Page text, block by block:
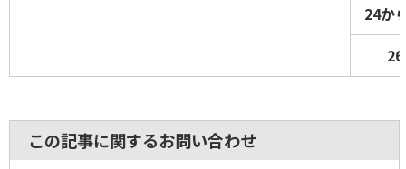
24か
この記事に関するお問い合わせ